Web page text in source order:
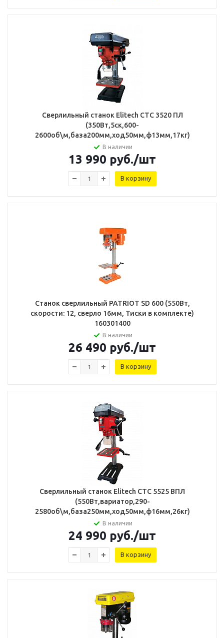
Сверлильный станок Elitech СТС 3520 ПЛ
(350Вт,5ск,600-
2600об\м,база200мм,ход50мм,ф13мм,17кг)
В наличии
13 990 руб./шт
В корзину
Станок сверлильный PATRIOT SD 600 (550Вт,
скорости: 12, сверло 16мм, Тиски в комплекте)
160301400
В наличии
26 490 руб./шт
В корзину
Сверлильный станок Elitech СТС 5525 ВПЛ
(550Вт,вариатор,290-
2580об\м,база250мм,ход50мм,ф16мм,26кг)
В наличии
24 990 руб./шт
В корзину